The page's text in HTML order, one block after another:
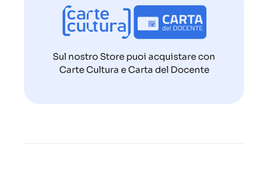
Sul nostro Store puoi acquistare con
Carte Cultura e Carta del Docente